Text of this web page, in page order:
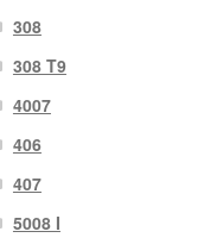
308
308 T9
4007
406
407
5008 I